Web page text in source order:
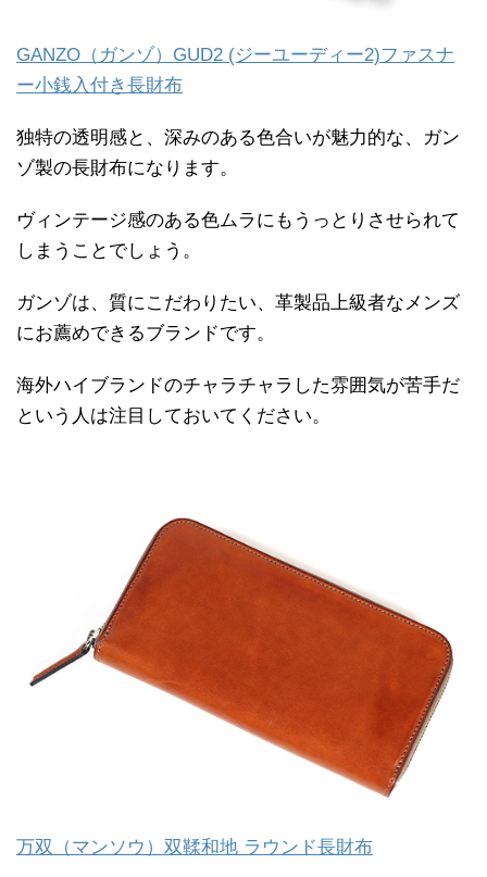
GANZO（ガンゾ）GUD2 (ジーユーディー2)ファスナ
ー小銭入付き長財布
独特の透明感と、深みのある色合いが魅力的な、ガン
ゾ製の長財布になります。
ヴィンテージ感のある色ムラにもうっとりさせられて
しまうことでしょう。
ガンゾは、質にこだわりたい、革製品上級者なメンズ
にお薦めできるブランドです。
海外ハイブランドのチャラチャラした雰囲気が苦手だ
という人は注目しておいてください。
万双（マンソウ）双鞣和地 ラウンド長財布